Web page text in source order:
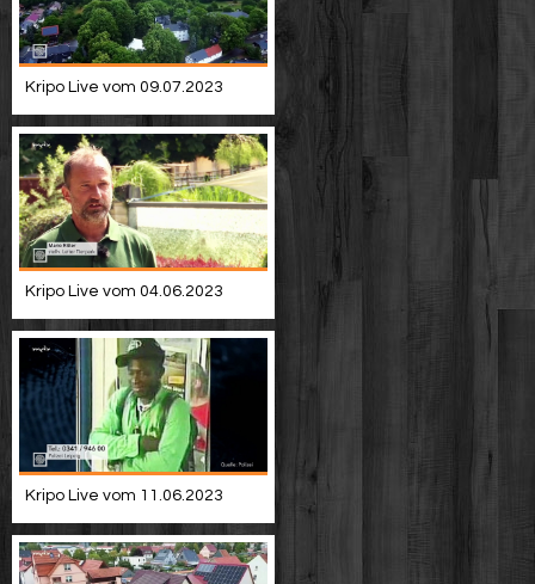
Kripo Live vom 09.07.2023
Kripo Live vom 04.06.2023
Kripo Live vom 11.06.2023